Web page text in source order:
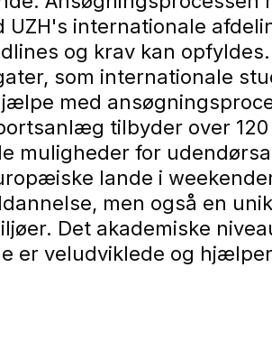
UZH's internationale
og krav kan
som internationale
med
tilbyder over
muligheder for
lande i
men også en
Det akademiske
er veludviklede og